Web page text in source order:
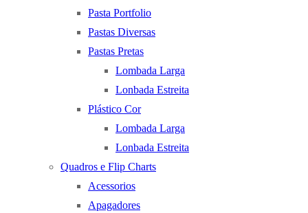
Pasta Portfolio
Pastas Diversas
Pastas Pretas
Lombada Larga
Lonbada Estreita
Plástico Cor
Lombada Larga
Lonbada Estreita
Quadros e Flip Charts
Acessorios
Apagadores